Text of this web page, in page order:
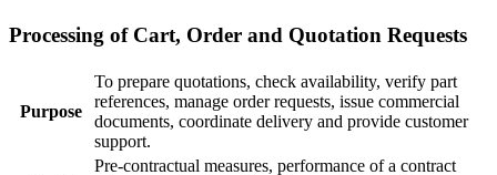
Processing of Cart, Order and Quotation Requests
Purpose
To prepare quotations, check availability, verify part
references, manage order requests, issue commercial
documents, coordinate delivery and provide customer
support.
Pre-contractual measures, performance of a contract